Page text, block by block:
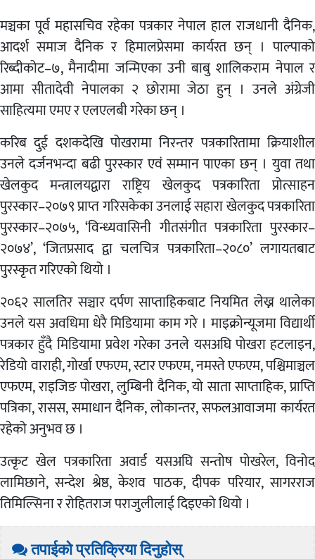
मञ्चका पूर्व महासचिव रहेका पत्रकार नेपाल हाल राजधानी दैनिक,
आदर्श समाज दैनिक र हिमालप्रेसमा कार्यरत छन् । पाल्पाको
रिब्दीकोट–७, मैनादीमा जन्मिएका उनी बाबु शालिकराम नेपाल र
आमा सीतादेवी नेपालका २ छोरामा जेठा हुन् । उनले अंग्रेजी
साहित्यमा एमए र एलएलबी गरेका छन् ।
करिब दुई दशकदेखि पोखरामा निरन्तर पत्रकारितामा क्रियाशील
उनले दर्जनभन्दा बढी पुरस्कार एवं सम्मान पाएका छन् । युवा तथा
खेलकुद मन्त्रालयद्वारा राष्ट्रिय खेलकुद पत्रकारिता प्रोत्साहन
पुरस्कार–२०७९ प्राप्त गरिसकेका उनलाई सहारा खेलकुद पत्रकारिता
पुरस्कार–२०७५, ‘विन्ध्यवासिनी गीतसंगीत पत्रकारिता पुरस्कार–
२०७४’, ‘जितप्रसाद द्वा चलचित्र पत्रकारिता–२०८०’ लगायतबाट
पुरस्कृत गरिएको थियो ।
२०६२ सालतिर सञ्चार दर्पण साप्ताहिकबाट नियमित लेख्न थालेका
उनले यस अवधिमा धेरै मिडियामा काम गरे । माइक्रोन्यूजमा विद्यार्थी
पत्रकार हुँदै मिडियामा प्रवेश गरेका उनले यसअघि पोखरा हटलाइन,
रेडियो वाराही, गोर्खा एफएम, स्टार एफएम, नमस्ते एफएम, पश्चिमाञ्चल
एफएम, राइजिङ पोखरा, लुम्बिनी दैनिक, यो साता साप्ताहिक, प्राप्ति
पत्रिका, रासस, समाधान दैनिक, लोकान्तर, सफलआवाजमा कार्यरत
रहेको अनुभव छ ।
उत्कृट खेल पत्रकारिता अवार्ड यसअघि सन्तोष पोखरेल, विनोद
लामिछाने, सन्देश श्रेष्ठ, केशव पाठक, दीपक परियार, सागरराज
तिमिल्सिना र रोहितराज पराजुलीलाई दिइएको थियो ।
तपाईको प्रतिक्रिया दिनुहोस्